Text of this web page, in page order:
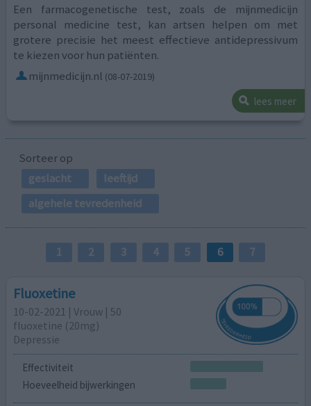
Een farmacogenetische test, zoals de mijnmedicijn
personal medicine test, kan artsen helpen om met
grotere precisie het meest effectieve antidepressivum
te kiezen voor hun patiënten.
mijnmedicijn.nl (08-07-2019)
lees meer
Sorteer op
geslacht
leeftijd
algehele tevredenheid
1 2 3 4 5 6 7
Fluoxetine
10-02-2021 | Vrouw | 50
fluoxetine (20mg)
Depressie
Effectiviteit
Hoeveelheid bijwerkingen